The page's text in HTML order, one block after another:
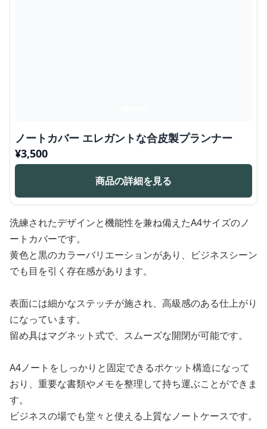
ノートカバー エレガントな合皮製プランナー
¥3,500
商品の詳細を見る
洗練されたデザインと機能性を兼ね備えたA4サイズのノ
ートカバーです。
黄色と黒のカラーバリエーションがあり、ビジネスシーン
でも目を引く存在感があります。
表面には細かなステッチが施され、高級感のある仕上がり
になっています。
留め具はマグネット式で、スムーズな開閉が可能です。
A4ノートをしっかりと固定できるポケット構造になって
おり、重要な書類やメモを整理して持ち運ぶことができま
す。
ビジネスの場でも堂々と使える上質なノートケースです。